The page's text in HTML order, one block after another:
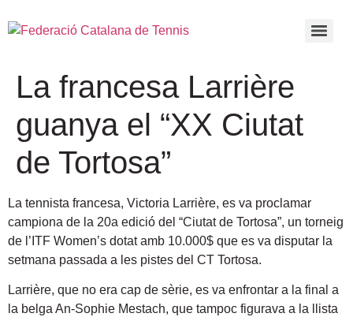
La francesa Larrière
guanya el “XX Ciutat
de Tortosa”
La tennista francesa, Victoria Larrière, es va proclamar
campiona de la 20a edició del “Ciutat de Tortosa”, un torneig
de l’ITF Women’s dotat amb 10.000$ que es va disputar la
setmana passada a les pistes del CT Tortosa.
Larrière, que no era cap de sèrie, es va enfrontar a la final a
la belga An-Sophie Mestach, que tampoc figurava a la llista